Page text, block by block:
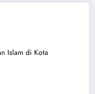
Islam di Kota